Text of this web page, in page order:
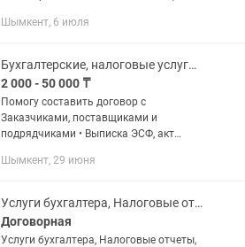
документации (счет на оплату,
квартальных,...
Шымкент, 6 июля
Бухгалтерские, налоговые услуги. Ведение ИП, ТОО. Удаленный бухгалтер
2 000 - 50 000 ₸
Помогу составить договор с
Заказчиками, поставщиками и
подрядчиками • Выписка ЭСФ, акт
на оплату • Могу установить,
обновления...
Шымкент, 29 июня
Услуги бухгалтера, Налоговые отчеты, Закрытие ИП/ТОО, Декретные расчеты.
Договорная
Услуги бухгалтера, Налоговые отчеты,